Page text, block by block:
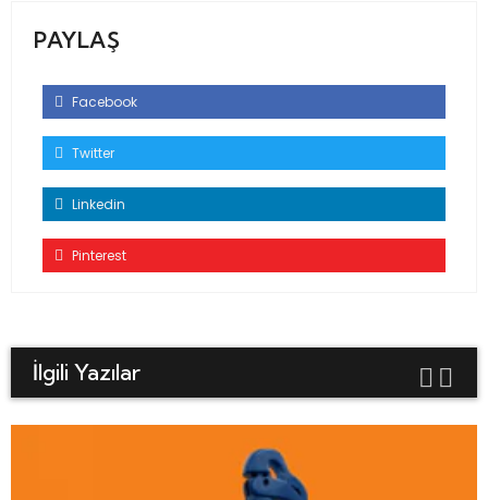
PAYLAŞ
Facebook
Twitter
Linkedin
Pinterest
İlgili Yazılar